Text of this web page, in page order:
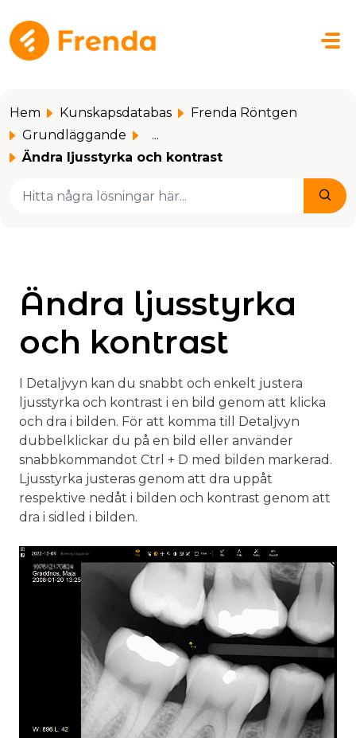
Hoppa över till huvudinnehåll
Hem Kunskapsdatabas
Frenda Röntgen
Grundläggande
...
Ändra ljusstyrka och kontrast
Ändra ljusstyrka
och kontrast
I Detaljvyn kan du snabbt och enkelt justera
ljusstyrka och kontrast i en bild genom att klicka
och dra i bilden. För att komma till Detaljvyn
dubbelklickar du på en bild eller använder
snabbkommandot Ctrl + D med bilden markerad.
Ljusstyrka justeras genom att dra uppåt
respektive nedåt i bilden och kontrast genom att
dra i sidled i bilden.